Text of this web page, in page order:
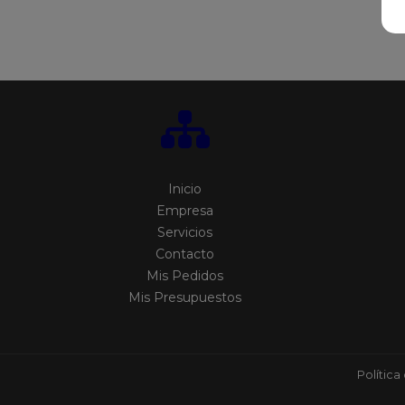
Inicio
Empresa
Servicios
Contacto
Mis Pedidos
Mis Presupuestos
Política